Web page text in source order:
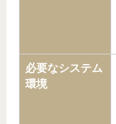
必要なシステム
環境